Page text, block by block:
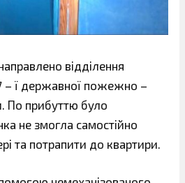
відділення
– ї державної пожежно –
По прибуттю було
не змогла самостійно
та потрапити до квартири.